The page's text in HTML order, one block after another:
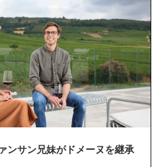
ンサン兄妹がドメーヌを継承